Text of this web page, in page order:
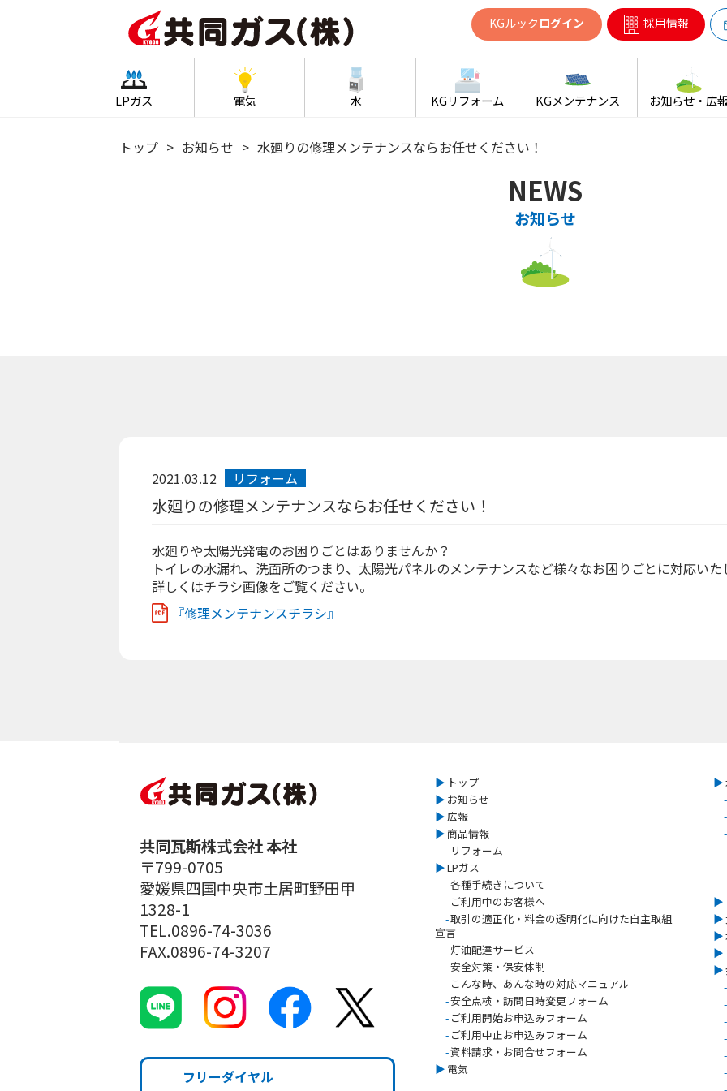
KGルック ログイン 採用情報
LPガス 電気 水 KGリフォーム KGメンテナンス お知らせ・広
トップ お知らせ 水廻りの修理メンテナンスならお任せください！
NEWS
お知らせ
2021.03.12 リフォーム
水廻りの修理メンテナンスならお任せください！
水廻りや太陽光発電のお困りごとはありませんか？
トイレの水漏れ、洗面所のつまり、太陽光パネルのメンテナンスなど様々なお困りごとに対応いた
詳しくはチラシ画像をご覧ください。
『修理メンテナンスチラシ』
共同瓦斯株式会社 本社
〒799-0705
愛媛県四国中央市土居町野田甲
1328-1
TEL.0896-74-3036
FAX.0896-74-3207
フリーダイヤル
▶︎ トップ
▶︎ お知らせ
▶︎広報
▶︎ 商品情報
- リフォーム
▶︎LPガス
-各種手続きについて
- ご利用中のお客様へ
-取引の適正化・料金の透明化に向けた自主取組
宣言
-灯油配達サービス
-安全対策・保安体制
- こんな時、あんな時の対応マニュアル
-安全点検・訪問日時変更フォーム
- ご利用開始お申込みフォーム
- ご利用中止お申込みフォーム
-資料請求・お問合せフォーム
▶︎ 電気
▶︎
-
-
-
-
-
-
▶︎
▶︎
▶︎
▶︎
▶︎
-
-
-
-
-
-